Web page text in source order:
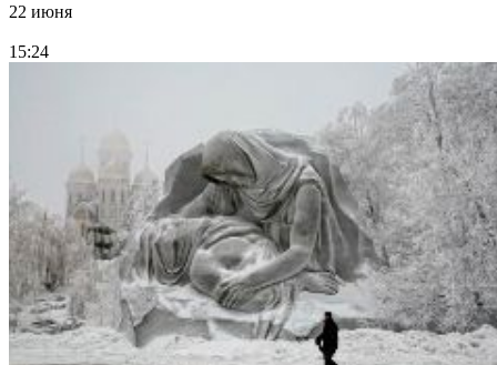
22 июня
15:24